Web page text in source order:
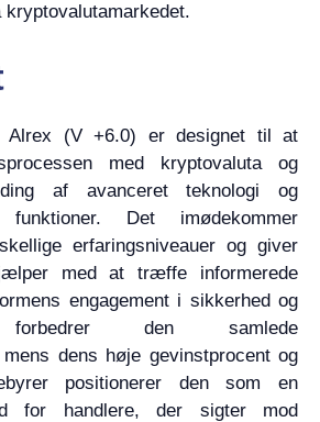
Alrex (V +6.0) er designet til at
med kryptovaluta og
af avanceret teknologi og
funktioner. Det imødekommer
erfaringsniveauer og giver
med at træffe informerede
engagement i sikkerhed og
forbedrer den samlede
mens dens høje gevinstprocent og
positionerer den som en
for handlere, der sigter mod